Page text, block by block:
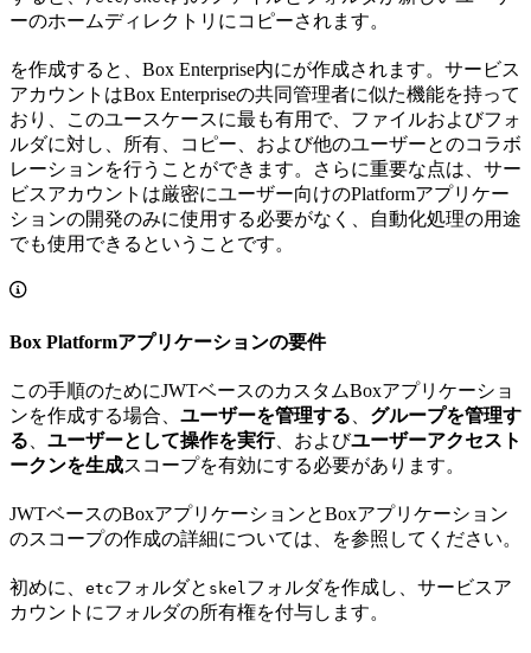
ーのホームディレクトリにコピーされます。
を作成すると、Box Enterprise内にが作成されます。サービス
アカウントはBox Enterpriseの共同管理者に似た機能を持って
おり、このユースケースに最も有用で、ファイルおよびフォ
ルダに対し、所有、コピー、および他のユーザーとのコラボ
レーションを行うことができます。さらに重要な点は、サー
ビスアカウントは厳密にユーザー向けのPlatformアプリケー
ションの開発のみに使用する必要がなく、自動化処理の用途
でも使用できるということです。
Box Platformアプリケーションの要件
この手順のためにJWTベースのカスタムBoxアプリケーショ
ンを作成する場合、 ユーザーを管理する
グループを管理す
る
ユーザーとして操作を実行、およびユーザーアクセスト
ークンを生成スコープを有効にする必要があります。
JWTベースのBoxアプリケーションとBoxアプリケーション
のスコープの作成の詳細については、
を参照してください。
初めに、 etcフォルダと skelフォルダを作成し、サービスア
カウントにフォルダの所有権を付与します。